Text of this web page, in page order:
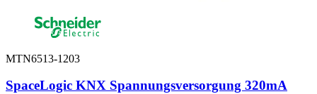
MTN6513-1203
SpaceLogic KNX Spannungsversorgung 320mA